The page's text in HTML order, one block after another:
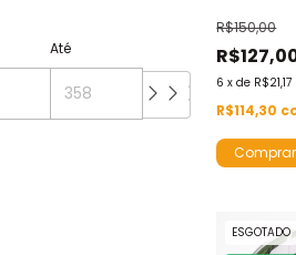
Até
Laranja
R$150,00
6 xde R$21,17
R$114,30
ESGOTADO